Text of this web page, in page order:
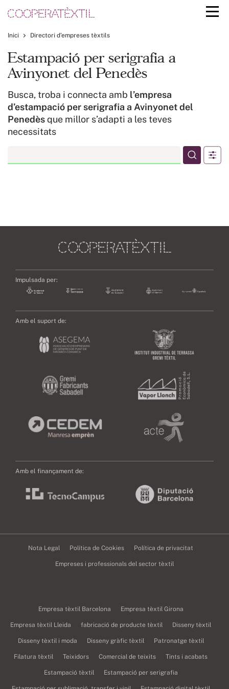
Inici Directori d’empreses tèxtils
Estampació per serigrafia a
Avinyonet del Penedès
Busca, troba i connecta amb l’empresa
d’estampació per serigrafia a Avinyonet del
Penedèsque millor s’adapti a les teves
necessitats
Impulsada per:
Amb el suport de:
Amb el finançament de:
Nota Legal Política de Cookies Política de privacitat
Empreses i professionals del sector tèxtil
Empresa tèxtil Barcelona Empresa tèxtil Girona
Empresa tèxtil Lleida fabricació de producte tèxtil Disseny tèxtil
Disseny tèxtil i moda Disseny gràfic tèxtil Patronatge tèxtil
Filatura tèxtil Teixidors Comercial de teixits Tints i acabats
Estampació tèxtil Estampació per serigrafia